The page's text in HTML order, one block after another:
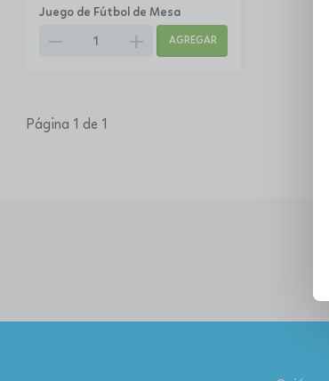
Juego de Fútbol de Mesa
remove add AGREGAR
Página 1 de 1